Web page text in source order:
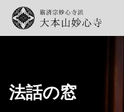
法話の窓